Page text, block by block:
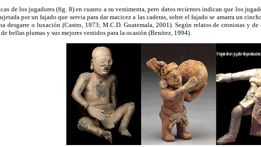
de los jugadores (fig. 8) en cuanto a su vestimenta, pero datos recientes indican que los
por un fajado que servia para dar macicez a las caderas, sobre el fajado se amarra un
desgarre o luxación (Castro, 1973; M.C.D. Guatemala, 2001). Según relatos de cronistas y
bellas plumas y sus mejores vestidos para la ocasión (Benítez, 1994).